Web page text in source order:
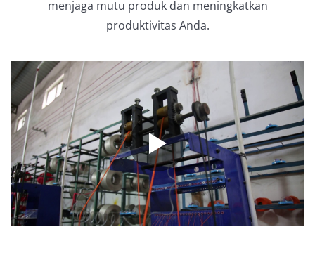
menjaga mutu produk dan meningkatkan
produktivitas Anda.